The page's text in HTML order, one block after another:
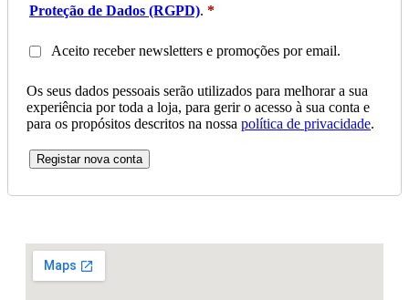
Proteção de Dados (RGPD). *
Aceito receber newsletters e promoções por email.
Os seus dados pessoais serão utilizados para melhorar a sua
experiência por toda a loja, para gerir o acesso à sua conta e
para os propósitos descritos na nossa política de privacidade.
Registar nova conta